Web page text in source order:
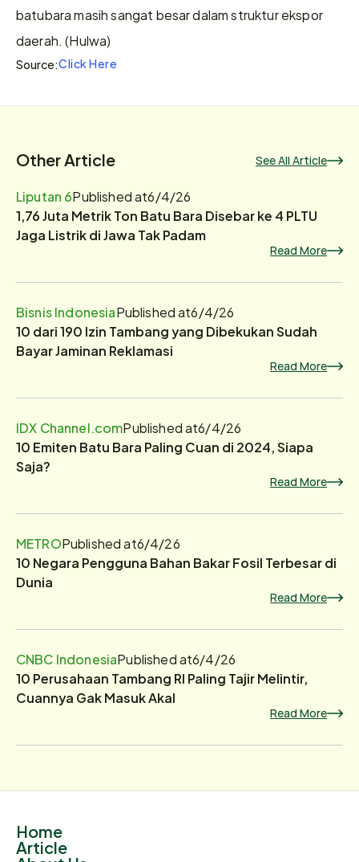
batubara masih sangat besar dalam struktur ekspor
daerah. (Hulwa)
Source:Click Here
Other Article See All Article
Liputan 6Published at6/4/26
1,76 Juta Metrik Ton Batu Bara Disebar ke 4 PLTU
Jaga Listrik di Jawa Tak Padam
Read More
Bisnis IndonesiaPublished at6/4/26
10 dari 190 Izin Tambang yang Dibekukan Sudah
Bayar Jaminan Reklamasi
Read More
IDX Channel.comPublished at6/4/26
10 Emiten Batu Bara Paling Cuan di 2024, Siapa
Saja?
Read More
METROPublished at6/4/26
10 Negara Pengguna Bahan Bakar Fosil Terbesar di
Dunia
Read More
CNBC IndonesiaPublished at6/4/26
10 Perusahaan Tambang RI Paling Tajir Melintir,
Cuannya Gak Masuk Akal
Read More
Home
Article